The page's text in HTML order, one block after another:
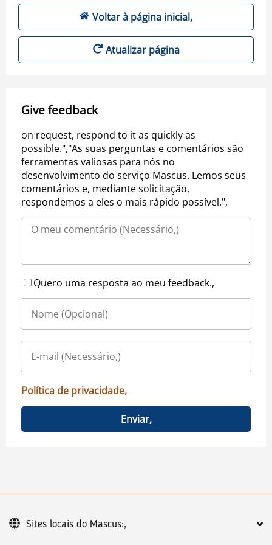
Voltar à página inicial,
Atualizar página
Give feedback
on request, respond to it as quickly as
possible.","As suas perguntas e comentários são
ferramentas valiosas para nós no
desenvolvimento do serviço Mascus. Lemos seus
comentários e, mediante solicitação,
respondemos a eles o mais rápido possível.",
Quero uma resposta ao meu feedback.,
Política de privacidade,
Enviar,
Sites locais do Mascus:,